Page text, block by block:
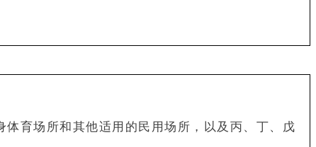
育场所和其他适用的民用场所，以及丙、丁、戊